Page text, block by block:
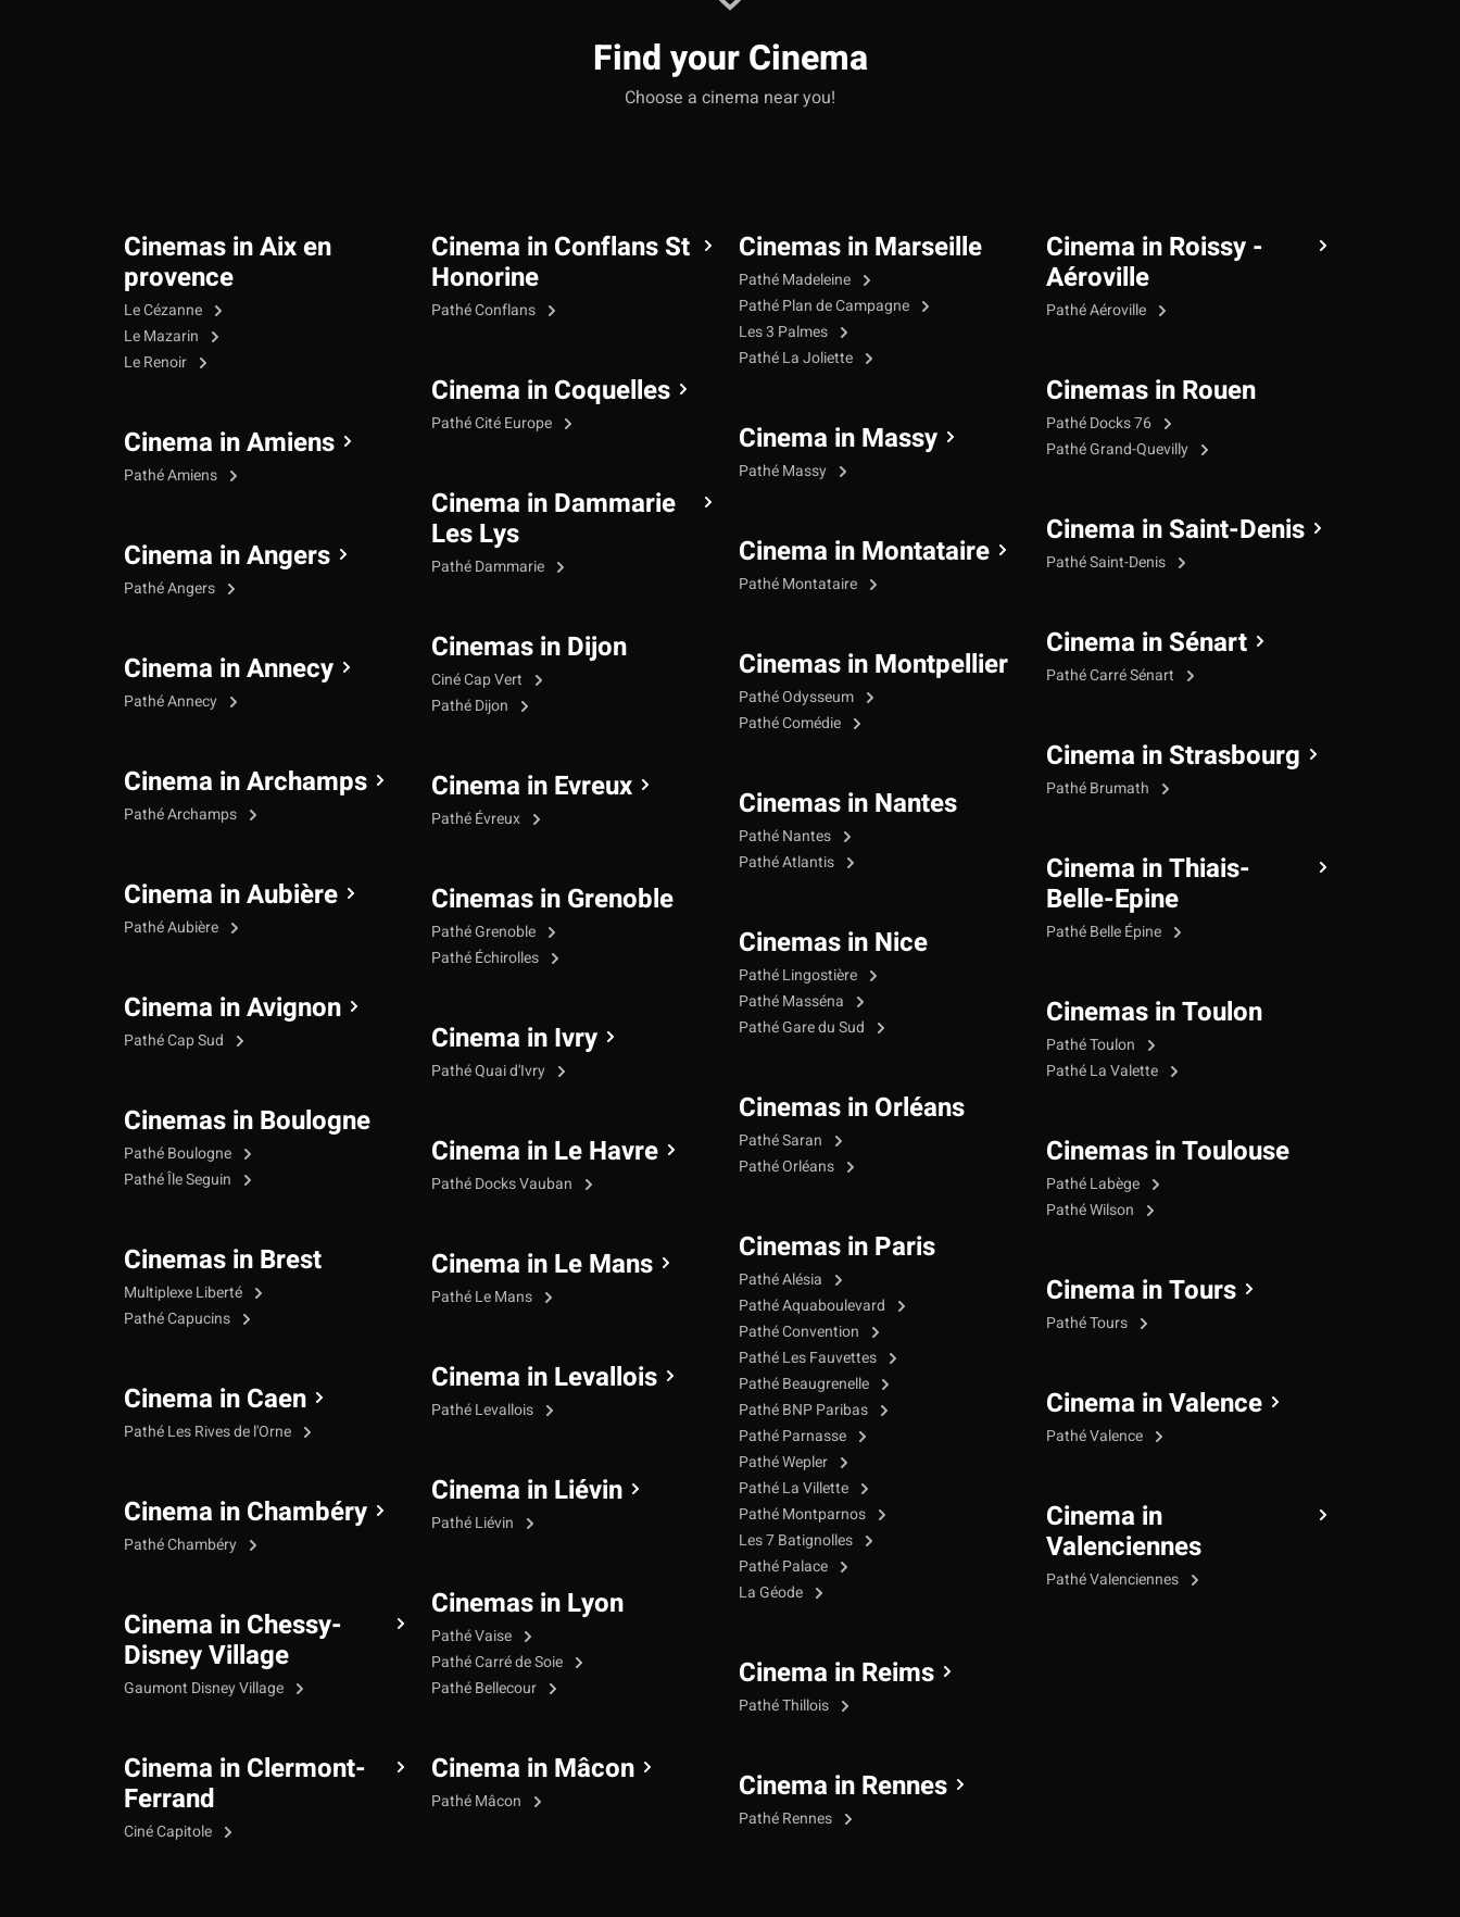
Find your Cinema
Choose a cinema near you!
Cinemas in Aix en
provence
Le Cézanne
Le Mazarin
Le Renoir
Cinema in Amiens
Pathé Amiens
Cinema in Angers
Pathé Angers
Cinema in Annecy
Pathé Annecy
Cinema in Archamps
Pathé Archamps
Cinema in Aubière
Pathé Aubière
Cinema in Avignon
Pathé Cap Sud
Cinemas in Boulogne
Pathé Boulogne
Pathé Île Seguin
Cinemas in Brest
Multiplexe Liberté
Pathé Capucins
Cinema in Caen
Pathé Les Rives de l'Orne
Cinema in Chambéry
Pathé Chambéry
Cinema in Chessy-
Disney Village
Gaumont Disney Village
Cinema in Clermont-
Ferrand
Ciné Capitole
Cinema in Conflans St
Honorine
Pathé Conflans
Cinema in Coquelles
Pathé Cité Europe
Cinema in Dammarie
Les Lys
Pathé Dammarie
Cinemas in Dijon
Ciné Cap Vert
Pathé Dijon
Cinema in Evreux
Pathé Évreux
Cinemas in Grenoble
Pathé Grenoble
Pathé Échirolles
Cinema in Ivry
Pathé Quai d'Ivry
Cinema in Le Havre
Pathé Docks Vauban
Cinema in Le Mans
Pathé Le Mans
Cinema in Levallois
Pathé Levallois
Cinema in Liévin
Pathé Liévin
Cinemas in Lyon
Pathé Vaise
Pathé Carré de Soie
Pathé Bellecour
Cinema in Mâcon
Pathé Mâcon
Cinemas in Marseille
Pathé Madeleine
Pathé Plan de Campagne
Les 3 Palmes
Pathé La Joliette
Cinema in Massy
Pathé Massy
Cinema in Montataire
Pathé Montataire
Cinemas in Montpellier
Pathé Odysseum
Pathé Comédie
Cinemas in Nantes
Pathé Nantes
Pathé Atlantis
Cinemas in Nice
Pathé Lingostière
Pathé Masséna
Pathé Gare du Sud
Cinemas in Orléans
Pathé Saran
Pathé Orléans
Cinemas in Paris
Pathé Alésia
Pathé Aquaboulevard
Pathé Convention
Pathé Les Fauvettes
Pathé Beaugrenelle
Pathé BNP Paribas
Pathé Parnasse
Pathé Wepler
Pathé La Villette
Pathé Montparnos
Les 7 Batignolles
Pathé Palace
La Géode
Cinema in Reims
Pathé Thillois
Cinema in Rennes
Pathé Rennes
Cinema in Roissy -
Aéroville
Pathé Aéroville
Cinemas in Rouen
Pathé Docks 76
Pathé Grand-Quevilly
Cinema in Saint-Denis
Pathé Saint-Denis
Cinema in Sénart
Pathé Carré Sénart
Cinema in Strasbourg
Pathé Brumath
Cinema in Thiais-
Belle-Epine
Pathé Belle Épine
Cinemas in Toulon
Pathé Toulon
Pathé La Valette
Cinemas in Toulouse
Pathé Labège
Pathé Wilson
Cinema in Tours
Pathé Tours
Cinema in Valence
Pathé Valence
Cinema in
Valenciennes
Pathé Valenciennes